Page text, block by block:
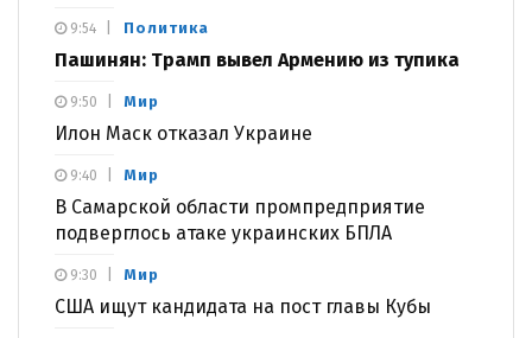
Политика
Пашинян: Трамп вывел Армению из тупика
9:54
Мир
Илон Маск отказал Украине
9:50
Мир
В Самарской области промпредприятие
подверглось атаке украинских БПЛА
9:40
Мир
США ищут кандидата на пост главы Кубы
9:30